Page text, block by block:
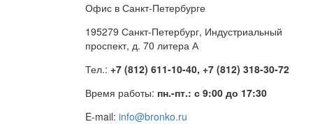
Офис в Санкт-Петербурге
195279 Санкт-Петербург, Индустриальный
проспект, д. 70 литера А
Тел.: +7 (812) 611-10-40, +7 (812) 318-30-72
Время работы: пн.-пт.: с 9:00 до 17:30
E-mail: info@bronko.ru